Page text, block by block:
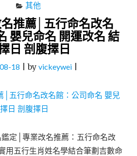
其他
推薦│五行命名改名
嬰兒命名 開運改名 結
日 剖腹擇日
18 |by vickeywei|
定│專業改名推薦：五行命名改
用五行生肖姓名學結合筆劃吉數命